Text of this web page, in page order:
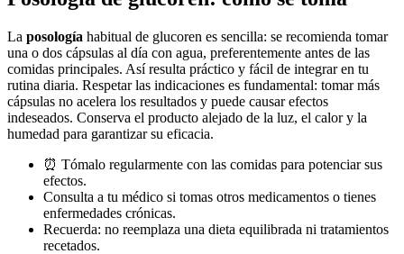
La posología habitual de glucoren es sencilla: se recomienda tomar
una o dos cápsulas al día con agua, preferentemente antes de las
comidas principales. Así resulta práctico y fácil de integrar en tu
rutina diaria. Respetar las indicaciones es fundamental: tomar más
cápsulas no acelera los resultados y puede causar efectos
indeseados. Conserva el producto alejado de la luz, el calor y la
humedad para garantizar su eficacia.
⏰ Tómalo regularmente con las comidas para potenciar sus
efectos.
Consulta a tu médico si tomas otros medicamentos o tienes
enfermedades crónicas.
Recuerda: no reemplaza una dieta equilibrada ni tratamientos
recetados.